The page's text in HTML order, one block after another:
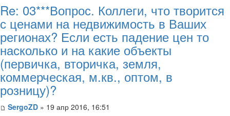
Re: 03***Вопрос. Коллеги, что творится
с ценами на недвижимость в Ваших
регионах? Если есть падение цен то
насколько и на какие объекты
(первичка, вторичка, земля,
коммерческая, м.кв., оптом, в
розницу)?
SergoZD » 19 апр 2016, 16:51